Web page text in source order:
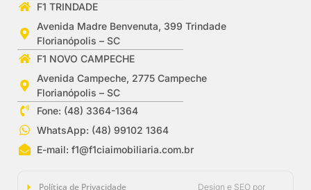
F1 TRINDADE
Avenida Madre Benvenuta, 399 Trindade
Florianópolis – SC
F1 NOVO CAMPECHE
Avenida Campeche, 2775 Campeche
Florianópolis – SC
Fone: (48) 3364-1364
WhatsApp: (48) 99102 1364
E-mail:f1@f1ciaimobiliaria.com.br
Política de Privacidade
Design e SEO por